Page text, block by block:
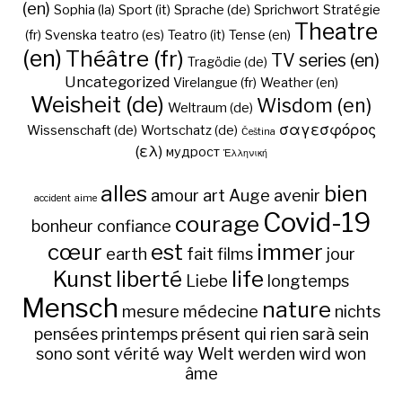
(en) Sophia (la) Sport (it) Sprache (de) Sprichwort Stratégie
(fr) Svenska teatro (es) Teatro (it) Tense (en) Theatre
(en) Théâtre (fr) Tragödie (de) TV series (en)
Uncategorized Virelangue (fr) Weather (en)
Weisheit (de) Weltraum (de) Wisdom (en)
Wissenschaft (de) Wortschatz (de) Čeština σαγεσφόρος
(ελ) мудрост Ἑλληνική
accident aime alles amour art Auge avenir bien
bonheur confiance courage Covid-19
cœur earth est fait films immer jour
Kunst liberté Liebe life longtemps
Mensch mesure médecine nature nichts
pensées printemps présent qui rien sarà sein
sono sont vérité way Welt werden wird won
âme